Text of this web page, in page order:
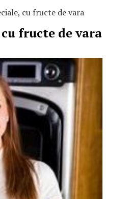
cu fructe de vara
fructe de vara